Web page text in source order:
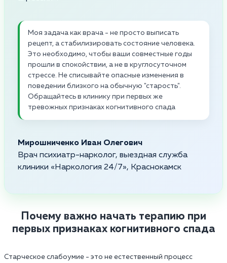
Моя задача как врача - не просто выписать
рецепт, а стабилизировать состояние человека.
Это необходимо, чтобы ваши совместные годы
прошли в спокойствии, а не в круглосуточном
стрессе. Не списывайте опасные изменения в
поведении близкого на обычную "старость".
Обращайтесь в клинику при первых же
тревожных признаках когнитивного спада
Мирошниченко Иван Олегович
Врач психиатр-нарколог, выездная служба
клиники «Наркология 24/7», Краснокамск
Почему важно начать терапию при
первых признаках когнитивного спада
Старческое слабоумие - это не естественный процесс